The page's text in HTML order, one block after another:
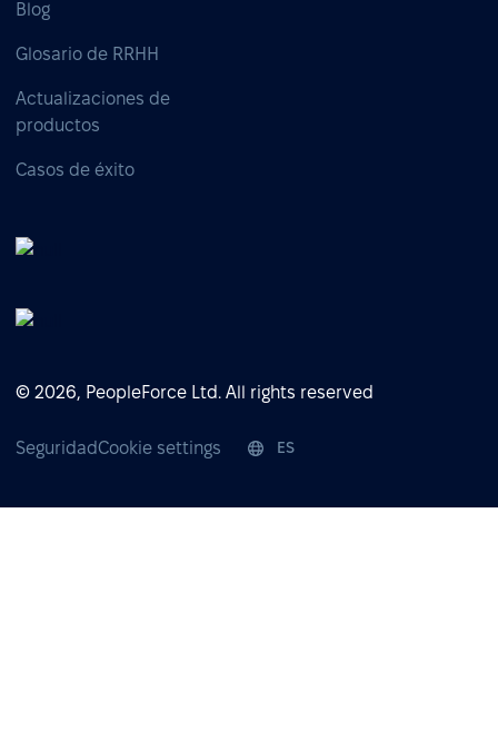
Blog
Glosario de RRHH
Actualizaciones de
productos
Casos de éxito
© 2026, PeopleForce Ltd. All rights reserved
SeguridadCookie settings ES